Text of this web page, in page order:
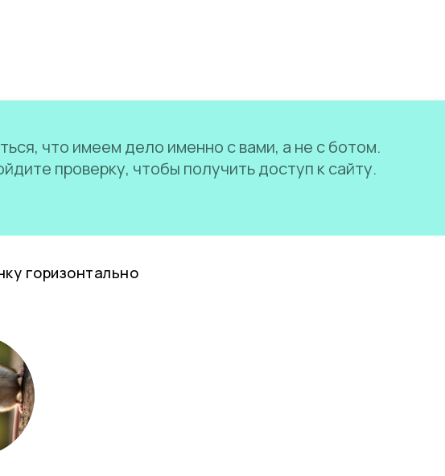
что имеем дело именно с вами, а не с ботом.
проверку, чтобы получить доступ к сайту.
горизонтально